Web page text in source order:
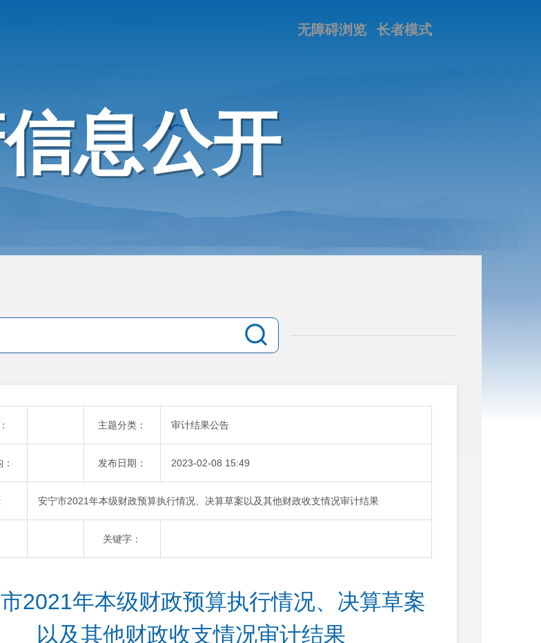
长者模式
无障碍浏览
息公开
主题分类： 审计结果公告
发布日期： 2023-02-08 15:49
安宁市2021年本级财政预算执行情况、决算草案以及其他财政收支情况审计结果
关键字：
2021年本级财政预算执行情况、决算草案
以及其他财政收支情况审计结果